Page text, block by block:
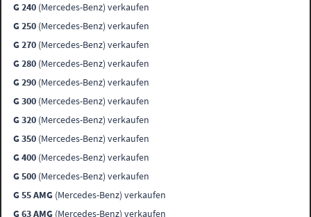
G 240 (Mercedes-Benz) verkaufen
G 250 (Mercedes-Benz) verkaufen
G 270 (Mercedes-Benz) verkaufen
G 280 (Mercedes-Benz) verkaufen
G 290 (Mercedes-Benz) verkaufen
G 300 (Mercedes-Benz) verkaufen
G 320 (Mercedes-Benz) verkaufen
G 350 (Mercedes-Benz) verkaufen
G 400 (Mercedes-Benz) verkaufen
G 500 (Mercedes-Benz) verkaufen
G 55 AMG (Mercedes-Benz) verkaufen
G 63 AMG (Mercedes-Benz) verkaufen